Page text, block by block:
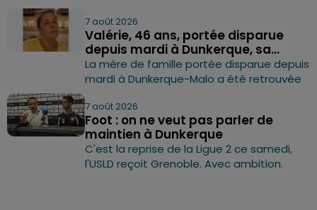
7 août 2026
Valérie, 46 ans, portée disparue
depuis mardi à Dunkerque, sa...
La mère de famille portée disparue depuis
mardi à Dunkerque-Malo a été retrouvée
7 août 2026
Foot : on ne veut pas parler de
maintien à Dunkerque
C'est la reprise de la Ligue 2 ce samedi,
l'USLD reçoit Grenoble. Avec ambition.